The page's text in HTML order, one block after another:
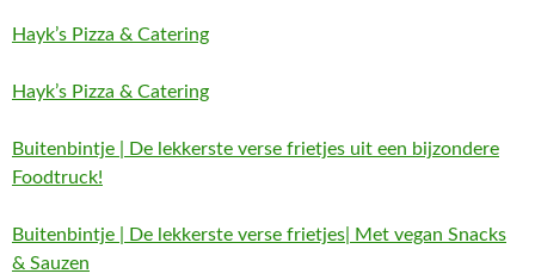
Hayk’s Pizza & Catering
Hayk’s Pizza & Catering
Buitenbintje | De lekkerste verse frietjes uit een bijzondere
Foodtruck!
Buitenbintje | De lekkerste verse frietjes| Met vegan Snacks
& Sauzen